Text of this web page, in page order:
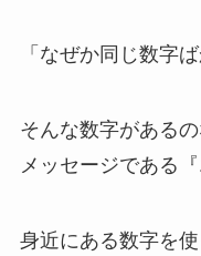
「なぜか同じ数字
そんな数字がある
メッセージである
身近にある数字を